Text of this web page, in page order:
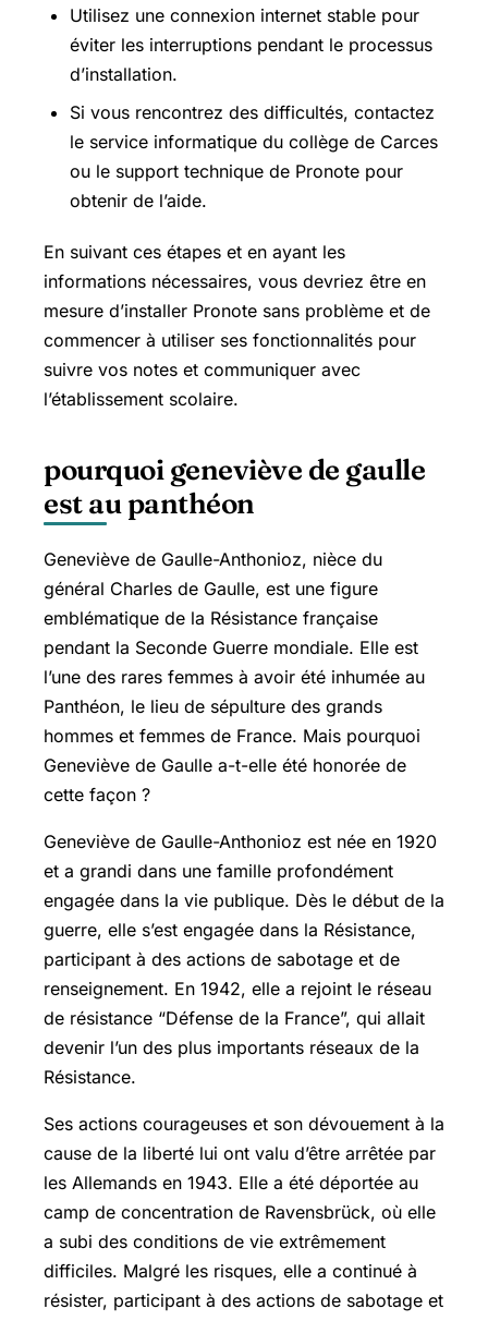
Utilisez une connexion internet stable pour
éviter les interruptions pendant le processus
d’installation.
Si vous rencontrez des difficultés, contactez
le service informatique du collège de Carces
ou le support technique de Pronote pour
obtenir de l’aide.
En suivant ces étapes et en ayant les
informations nécessaires, vous devriez être en
mesure d’installer Pronote sans problème et de
commencer à utiliser ses fonctionnalités pour
suivre vos notes et communiquer avec
l’établissement scolaire.
pourquoi geneviève de gaulle
est au panthéon
Geneviève de Gaulle-Anthonioz, nièce du
général Charles de Gaulle, est une figure
emblématique de la Résistance française
pendant la Seconde Guerre mondiale. Elle est
l’une des rares femmes à avoir été inhumée au
Panthéon, le lieu de sépulture des grands
hommes et femmes de France. Mais pourquoi
Geneviève de Gaulle a-t-elle été honorée de
cette façon ?
Geneviève de Gaulle-Anthonioz est née en 1920
et a grandi dans une famille profondément
engagée dans la vie publique. Dès le début de la
guerre, elle s’est engagée dans la Résistance,
participant à des actions de sabotage et de
renseignement. En 1942, elle a rejoint le réseau
de résistance “Défense de la France”, qui allait
devenir l’un des plus importants réseaux de la
Résistance.
Ses actions courageuses et son dévouement à la
cause de la liberté lui ont valu d’être arrêtée par
les Allemands en 1943. Elle a été déportée au
camp de concentration de Ravensbrück, où elle
a subi des conditions de vie extrêmement
difficiles. Malgré les risques, elle a continué à
résister, participant à des actions de sabotage et